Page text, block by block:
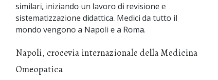
similari, iniziando un lavoro di revisione e
sistematizzazione didattica. Medici da tutto il
mondo vengono a Napoli e a Roma.
Napoli, crocevia internazionale della Medicina
Omeopatica